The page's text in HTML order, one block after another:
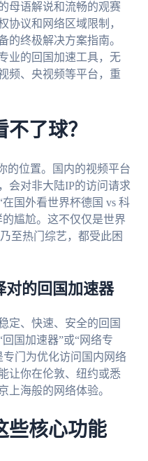
母语解说和流畅的观赛
协议和网络区域限制，
的终极解决方案指南。
业的回国加速工具，无
频、央视频等平台，重
了球？
的位置。国内的视频平台
会对非大陆IP的访问请求
国外看世界杯德国 vs 科
尴尬。这不仅仅是世界
至热门综艺，都受此困
对的回国加速器
定、快速、安全的回国
国加速器”或“网络专
门为优化访问国内网络
让你在伦敦、纽约或悉
上海般的网络体验。
些核心功能